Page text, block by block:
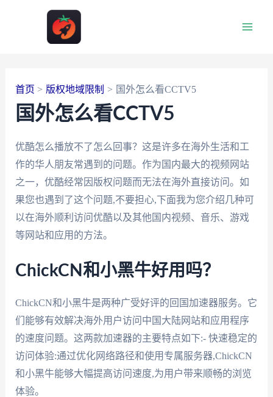
首页 版权地域限制 国外怎么看CCTV5
国外怎么看CCTV5
优酷怎么播放不了怎么回事？这是许多在海外生活和工
作的华人朋友常遇到的问题。作为国内最大的视频网站
之一，优酷经常因版权问题而无法在海外直接访问。如
果您也遇到了这个问题,不要担心,下面我为您介绍几种可
以在海外顺利访问优酷以及其他国内视频、音乐、游戏
等网站和应用的方法。
ChickCN和小黑牛好用吗？
ChickCN和小黑牛是两种广受好评的回国加速器服务。它
们能够有效解决海外用户访问中国大陆网站和应用程序
的速度问题。这两款加速器的主要特点如下:- 快速稳定的
访问体验:通过优化网络路径和使用专属服务器,ChickCN
和小黑牛能够大幅提高访问速度,为用户带来顺畅的浏览
体验。